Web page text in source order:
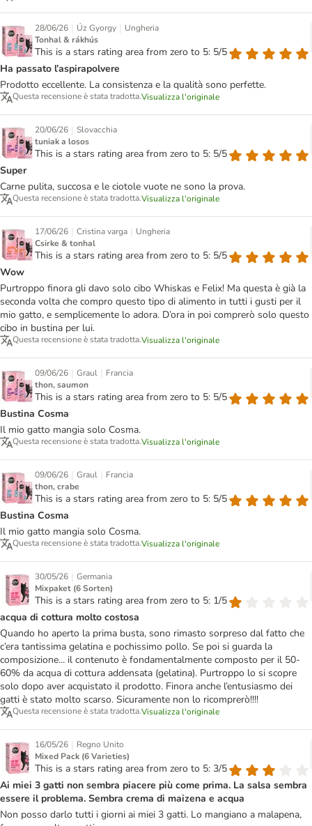
28/06/26 | Úz Gyorgy | Ungheria
Tonhal & rákhús
This is a stars rating area from zero to 5: 5/5
Ha passato l’aspirapolvere
Prodotto eccellente. La consistenza e la qualità sono perfette.
Questa recensione è stata tradotta.Visualizza l'originale
20/06/26 | Slovacchia
tuniak a losos
This is a stars rating area from zero to 5: 5/5
Super
Carne pulita, succosa e le ciotole vuote ne sono la prova.
Questa recensione è stata tradotta.Visualizza l'originale
17/06/26 | Cristina varga | Ungheria
Csirke & tonhal
This is a stars rating area from zero to 5: 5/5
Wow
Purtroppo finora gli davo solo cibo Whiskas e Felix! Ma questa è già la
seconda volta che compro questo tipo di alimento in tutti i gusti per il
mio gatto, e semplicemente lo adora. D’ora in poi comprerò solo questo
cibo in bustina per lui.
Questa recensione è stata tradotta.Visualizza l'originale
09/06/26 | Graul | Francia
thon, saumon
This is a stars rating area from zero to 5: 5/5
Bustina Cosma
Il mio gatto mangia solo Cosma.
Questa recensione è stata tradotta.Visualizza l'originale
09/06/26 | Graul | Francia
thon, crabe
This is a stars rating area from zero to 5: 5/5
Bustina Cosma
Il mio gatto mangia solo Cosma.
Questa recensione è stata tradotta.Visualizza l'originale
30/05/26 | Germania
Mixpaket (6 Sorten)
This is a stars rating area from zero to 5: 1/5
acqua di cottura molto costosa
Quando ho aperto la prima busta, sono rimasto sorpreso dal fatto che
c’era tantissima gelatina e pochissimo pollo. Se poi si guarda la
composizione... il contenuto è fondamentalmente composto per il 50-
60% da acqua di cottura addensata (gelatina). Purtroppo lo si scopre
solo dopo aver acquistato il prodotto. Finora anche l’entusiasmo dei
gatti è stato molto scarso. Sicuramente non lo ricomprerò!!!!
Questa recensione è stata tradotta.Visualizza l'originale
16/05/26 | Regno Unito
Mixed Pack (6 Varieties)
This is a stars rating area from zero to 5: 3/5
Ai miei 3 gatti non sembra piacere più come prima. La salsa sembra
essere il problema. Sembra crema di maizena e acqua
Non posso darlo tutti i giorni ai miei 3 gatti. Lo mangiano a malapena,